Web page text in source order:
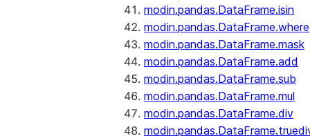
modin.pandas.DataFrame.isin
modin.pandas.DataFrame.where
modin.pandas.DataFrame.mask
modin.pandas.DataFrame.add
modin.pandas.DataFrame.sub
modin.pandas.DataFrame.mul
modin.pandas.DataFrame.div